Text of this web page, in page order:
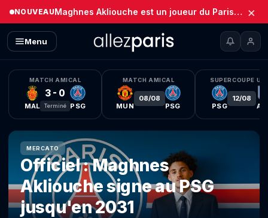
NOUVEAU Maghnes Akliouche est un joueur du Paris Saint-Germain (Officiel) ×
Menu
Actualité du PSG : infos,
MATCH AMICAL
MAL
3 - 0
Terminé PSG
MATCH AMICAL
MUN
08/08
PSG
SUPERCOUPE
PSG
12/08
MERCATO
Officiel : Maghnes
Akliouche signe au PSG
jusqu'en 2031